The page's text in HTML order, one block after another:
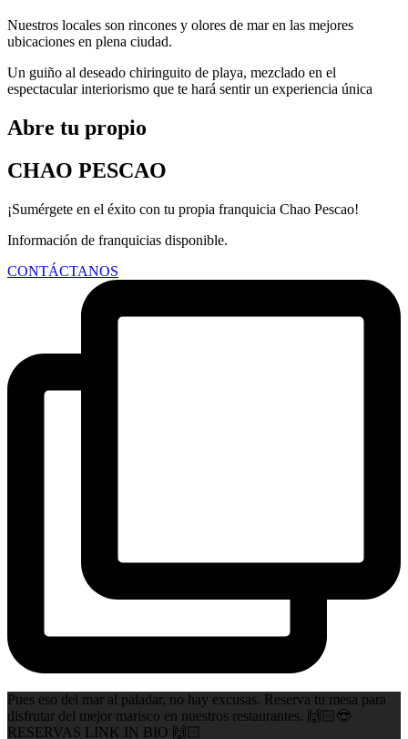
Nuestros locales son rincones y olores de mar en las mejores
ubicaciones en plena ciudad.
Un guiño al deseado chiringuito de playa, mezclado en el
espectacular interiorismo que te hará sentir un experiencia única
Abre tu propio
CHAO PESCAO
¡Sumérgete en el éxito con tu propia franquicia Chao Pescao!
Información de franquicias disponible.
CONTÁCTANOS
Pues eso del mar al paladar, no hay excusas. Reserva tu mesa para
disfrutar del mejor marisco en nuestros restaurantes. 🙌🏻😎
RESERVAS LINK IN BIO 🙌🏻